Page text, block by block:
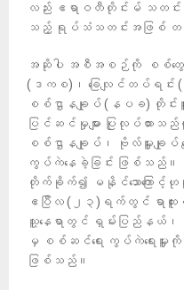
လည်း ဧရာဝတီတိုင်းမ် သတင်း
သည့် ရုပ်သံသတင်းအဖြစ် တ
အဆိုပါ အစီအစဉ်ကို စစ်တွေအ
(ဒကစ)၊ ခြေလျင်တပ်ရင်း
စစ်ဌာနချုပ် (နပခ) တိုင်း
ပြင်ဆင်မှုများ ပြုလုပ်ထား
စစ်ဌာနချုပ်၊ ဗိုလ်မှူးချုပ် က
ကွပ်ကဲနေခဲ့ခြင်း ဖြစ်သည်။
တိုက်ခိုက်၍ မနိုင်သောကြောင့်ဟုဆို
ဧပြီလ (၂၃)ရက်တွင် ရာထူး
သူ့နေရာတွင် ရှမ်းပြည်နယ်
မှ စစ်ဆင်ရေး ကွပ်ကဲရေးမှူးကို
ဖြစ်သည်။